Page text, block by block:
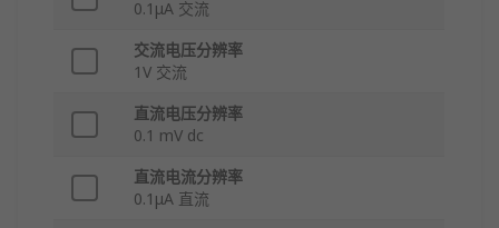
0.1μA 交流
交流电压分辨率
1V 交流
直流电压分辨率
0.1 mV dc
直流电流分辨率
0.1μA 直流